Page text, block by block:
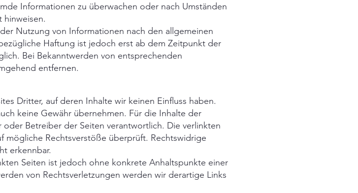
Informationen zu überwachen oder nach Umständen
hinweisen.
Nutzung von Informationen nach den allgemeinen
Haftung ist jedoch erst ab dem Zeitpunkt der
Bei Bekanntwerden von entsprechenden
entfernen.
Dritter, auf deren Inhalte wir keinen Einfluss haben.
keine Gewähr übernehmen. Für die Inhalte der
Betreiber der Seiten verantwortlich. Die verlinkten
mögliche Rechtsverstöße überprüft. Rechtswidrige
erkennbar.
Seiten ist jedoch ohne konkrete Anhaltspunkte einer
von Rechtsverletzungen werden wir derartige Links